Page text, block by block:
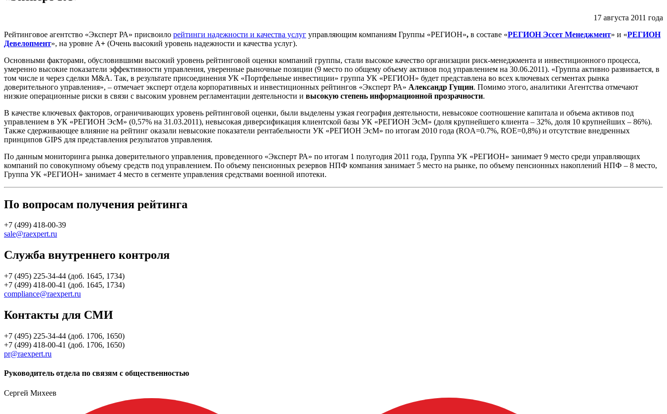
17 августа 2011 года
Рейтинговое агентство «Эксперт РА» присвоило рейтинги надежности и качества услуг управляющим компаниям Группы «РЕГИОН», в составе «РЕГИОН Эссет Менеджмент» и «РЕГИОН
Девелопмент», на уровне А+ (Очень высокий уровень надежности и качества услуг).
Основными факторами, обусловившими высокий уровень рейтинговой оценки компаний группы, стали высокое качество организации риск-менеджмента и инвестиционного процесса,
умеренно высокие показатели эффективности управления, уверенные рыночные позиции (9 место по общему объему активов под управлением на 30.06.2011). «Группа активно развивается, в
том числе и через сделки M&A. Так, в результате присоединения УК «Портфельные инвестиции» группа УК «РЕГИОН» будет представлена во всех ключевых сегментах рынка
доверительного управления», – отмечает эксперт отдела корпоративных и инвестиционных рейтингов «Эксперт РА» Александр Гущин. Помимо этого, аналитики Агентства отмечают
низкие операционные риски в связи с высоким уровнем регламентации деятельности и высокую степень информационной прозрачности.
В качестве ключевых факторов, ограничивающих уровень рейтинговой оценки, были выделены узкая география деятельности, невысокое соотношение капитала и объема активов под
управлением в УК «РЕГИОН ЭсМ» (0,57% на 31.03.2011), невысокая диверсификация клиентской базы УК «РЕГИОН ЭсМ» (доля крупнейшего клиента – 32%, доля 10 крупнейших – 86%).
Также сдерживающее влияние на рейтинг оказали невысокие показатели рентабельности УК «РЕГИОН ЭсМ» по итогам 2010 года (ROA=0.7%, ROE=0,8%) и отсутствие внедренных
принципов GIPS для представления результатов управления.
По данным мониторинга рынка доверительного управления, проведенного «Эксперт РА» по итогам 1 полугодия 2011 года, Группа УК «РЕГИОН» занимает 9 место среди управляющих
компаний по совокупному объему средств под управлением. По объему пенсионных резервов НПФ компания занимает 5 место на рынке, по объему пенсионных накоплений НПФ – 8 место,
Группа УК «РЕГИОН» занимает 4 место в сегменте управления средствами военной ипотеки.
По вопросам получения рейтинга
+7 (499) 418-00-39
sale@raexpert.ru
Служба внутреннего контроля
+7 (495) 225-34-44 (доб. 1645, 1734)
+7 (499) 418-00-41 (доб. 1645, 1734)
compliance@raexpert.ru
Контакты для СМИ
+7 (495) 225-34-44 (доб. 1706, 1650)
+7 (499) 418-00-41 (доб. 1706, 1650)
pr@raexpert.ru
Руководитель отдела по связям с общественностью
Сергей Михеев